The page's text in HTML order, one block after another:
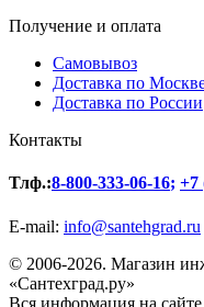
Получение и оплата
Самовывоз
Доставка по
Доставка по России
Контакты
Тлф.:8-800-333-06-16; +7
E-mail: info@santehgrad.ru
© 2006-2026. Магазин
«Сантехград.ру»
Вся информация на сайте